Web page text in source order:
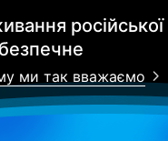
російської
ми так вважаємо